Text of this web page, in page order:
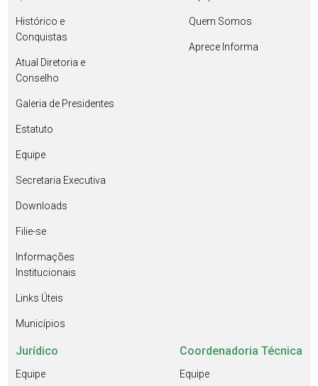
Histórico e
Conquistas
Atual Diretoria e
Conselho
Galeria de Presidentes
Estatuto
Equipe
Secretaria Executiva
Downloads
Filie-se
Informações
Institucionais
Links Úteis
Municípios
Quem Somos
Aprece Informa
Jurídico
Equipe
Coordenadoria Técnica
Equipe